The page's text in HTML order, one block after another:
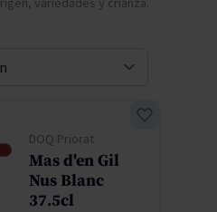
DOQ Priorat
Mas d'en Gil
Nus Blanc
37.5cl